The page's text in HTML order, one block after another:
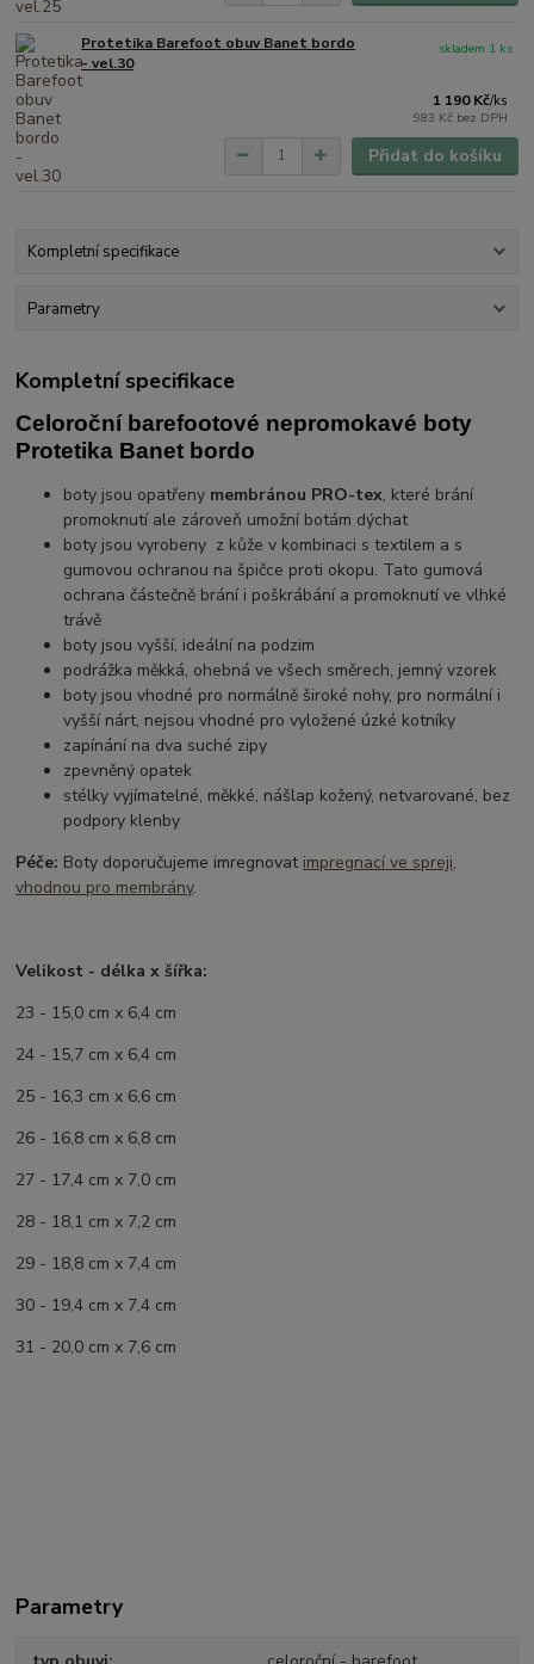
Protetika Barefoot obuv Banet bordo
- vel.30
1 190 Kč/ks
983 Kč bez DPH
skladem 1 ks
Přidat do košíku
Kompletní specifikace
Parametry
Kompletní specifikace
Celoroční barefootové nepromokavé boty
Protetika Banet bordo
boty jsou opatřeny membránou PRO-tex, které brání
promoknutí ale zároveň umožní botám dýchat
boty jsou vyrobeny z kůže v kombinaci s textilem a s
gumovou ochranou na špičce proti okopu. Tato gumová
ochrana částečně brání i poškrábání a promoknutí ve vlhké
trávě
boty jsou vyšší, ideální na podzim
podrážka měkká, ohebná ve všech směrech, jemný vzorek
boty jsou vhodné pro normálně široké nohy, pro normální i
vyšší nárt, nejsou vhodné pro vyložené úzké kotníky
zapínání na dva suché zipy
zpevněný opatek
stélky vyjímatelné, měkké, nášlap kožený, netvarované, bez
podpory klenby
Péče: Boty doporučujeme imregnovat impregnací ve spreji,
vhodnou pro membrány.
Velikost - délka x šířka:
23 - 15,0 cm x 6,4 cm
24 - 15,7 cm x 6,4 cm
25 - 16,3 cm x 6,6 cm
26 - 16,8 cm x 6,8 cm
27 - 17,4 cm x 7,0 cm
28 - 18,1 cm x 7,2 cm
29 - 18,8 cm x 7,4 cm
30 - 19,4 cm x 7,4 cm
31 - 20,0 cm x 7,6 cm
Parametry